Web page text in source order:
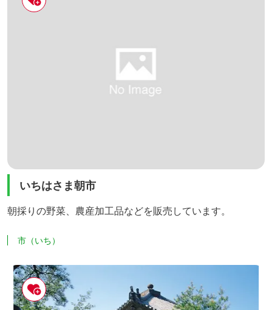
いちはさま朝市
朝採りの野菜、農産加工品などを販売しています。
市（いち）